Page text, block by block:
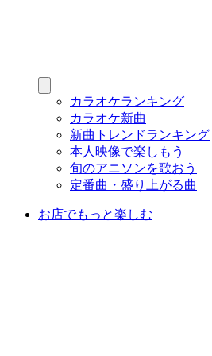
カラオケランキング
カラオケ新曲
新曲トレンドランキング
本人映像で楽しもう
旬のアニソンを歌おう
定番曲・盛り上がる曲
お店でもっと楽しむ